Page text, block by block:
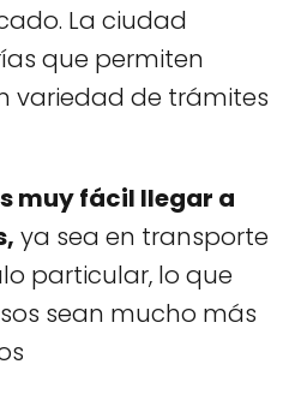
La ciudad
que permiten
variedad de trámites
muy fácil llegar a
ya sea en transporte
particular, lo que
sean mucho más